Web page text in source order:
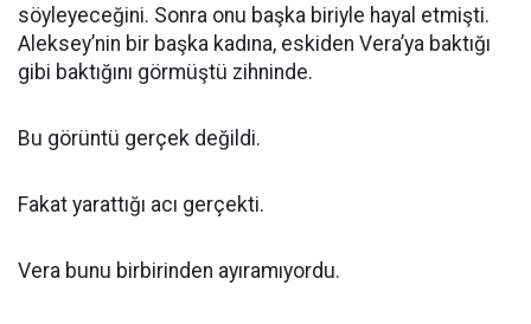
söyleyeceğini. Sonra onu başka biriyle hayal etmişti.
Aleksey’nin bir başka kadına, eskiden Vera’ya baktığı
gibi baktığını görmüştü zihninde.
Bu görüntü gerçek değildi.
Fakat yarattığı acı gerçekti.
Vera bunu birbirinden ayıramıyordu.